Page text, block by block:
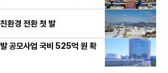
환경 전환 첫 발
공모사업 국비 525억 원 확